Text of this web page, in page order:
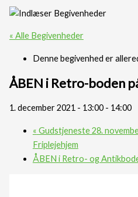
« Alle Begivenheder
Denne begivenhed er
ÅBEN i Retro-boden
1. december 2021 - 13:00- 14:00
« Gudstjeneste 28.
Friplejehjem
ÅBEN i Retro- og